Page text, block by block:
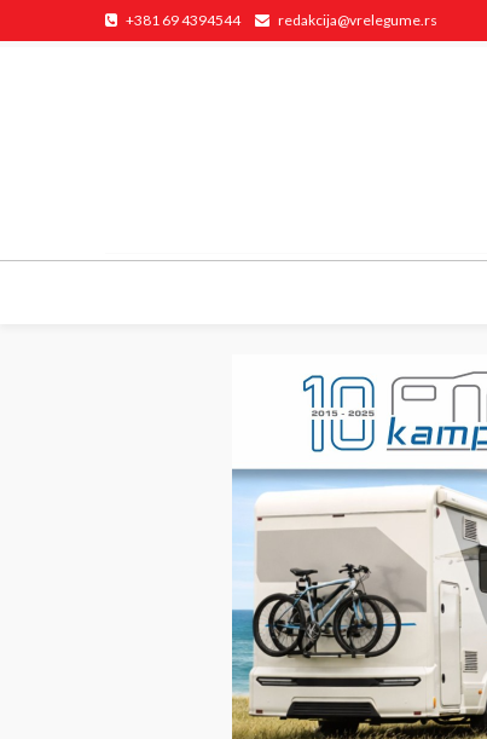
+381 69 4394544 redakcija@vrelegume.rs